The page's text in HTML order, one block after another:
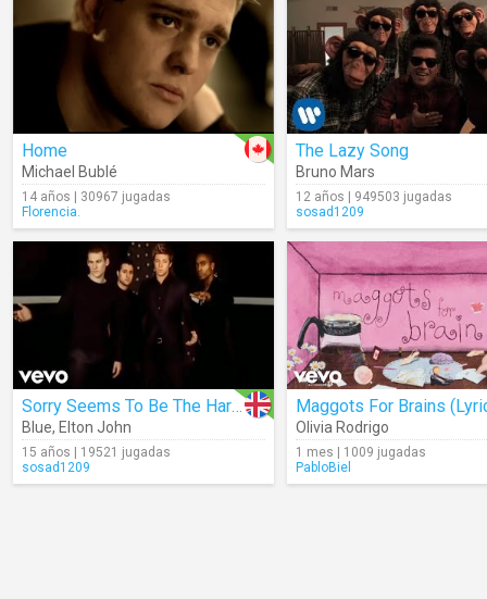
Home
Michael Bublé
14 años | 30967 jugadas
Florencia.
The Lazy Song
Bruno Mars
12 años | 949503 jugadas
sosad1209
Sorry Seems To Be The Hardest Word
Blue, Elton John
15 años | 19521 jugadas
sosad1209
Maggots For Brains
Olivia Rodrigo
1 mes | 1009 jugadas
PabloBiel